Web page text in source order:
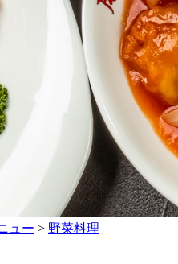
ュー > 野菜料理